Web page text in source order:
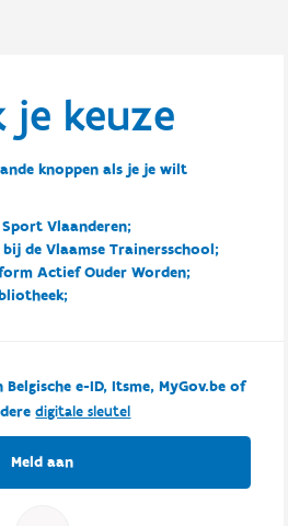
je keuze
knoppen als je je wilt
Vlaanderen;
de Vlaamse Trainersschool;
Actief Ouder Worden;
e-ID, Itsme, MyGov.be of
digitale sleutel
Meld aan